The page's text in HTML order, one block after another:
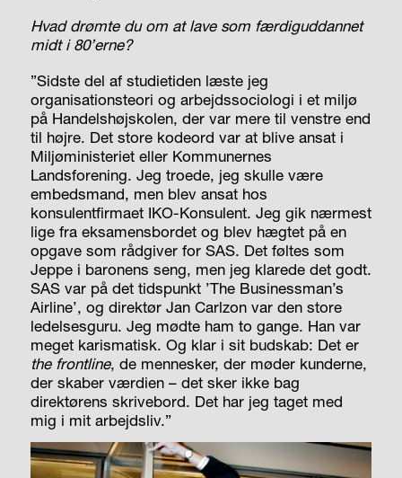
Hvad drømte du om at lave som færdiguddannet
midt i 80’erne?
”Sidste del af studietiden læste jeg
organisationsteori og arbejdssociologi i et miljø
på Handelshøjskolen, der var mere til venstre end
til højre. Det store kodeord var at blive ansat i
Miljøministeriet eller Kommunernes
Landsforening. Jeg troede, jeg skulle være
embedsmand, men blev ansat hos
konsulentfirmaet IKO-Konsulent. Jeg gik nærmest
lige fra eksamensbordet og blev hægtet på en
opgave som rådgiver for SAS. Det føltes som
Jeppe i baronens seng, men jeg klarede det godt.
SAS var på det tidspunkt ’The Businessman’s
Airline’, og direktør Jan Carlzon var den store
ledelsesguru. Jeg mødte ham to gange. Han var
meget karismatisk. Og klar i sit budskab: Det er
the frontline, de mennesker, der møder kunderne,
der skaber værdien – det sker ikke bag
direktørens skrivebord. Det har jeg taget med
mig i mit arbejdsliv.”